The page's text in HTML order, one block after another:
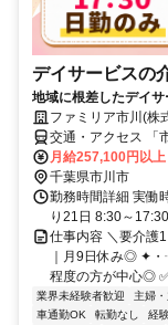
デイサービスの
地域に根差したデイ
ファミリア市川(株
交通・アクセス 「
月給257,100円以上
千葉県市川市
勤務時間詳細 実働
り21日 8:30～
仕事内容 ＼要介護
｜月9日休み◎
程度の方が中心◎
業界未経験者歓迎 主婦
車通勤OK
転勤なし 経